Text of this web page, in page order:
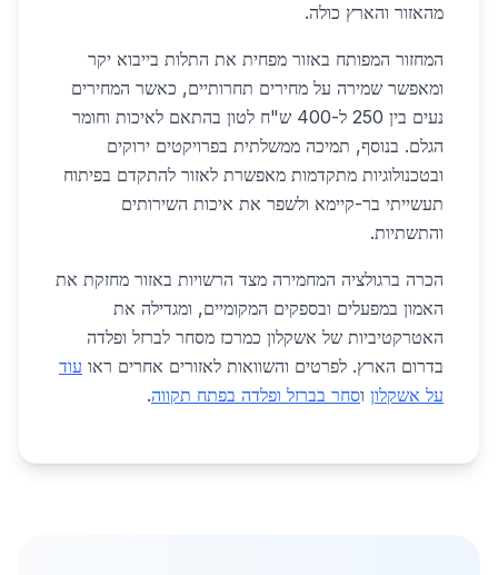
מהאזור והארץ כולה.
המחזור המפותח באזור מפחית את התלות בייבוא יקר
ומאפשר שמירה על מחירים תחרותיים, כאשר המחירים
נעים בין 250 ל-400 ש"ח לטון בהתאם לאיכות וחומר
הגלם. בנוסף, תמיכה ממשלתית בפרויקטים ירוקים
ובטכנולוגיות מתקדמות מאפשרת לאזור להתקדם בפיתוח
תעשייתי בר-קיימא ולשפר את איכות השירותים
והתשתיות.
הכרה ברגולציה המחמירה מצד הרשויות באזור מחזקת את
האמון במפעלים ובספקים המקומיים, ומגדילה את
האטרקטיביות של אשקלון כמרכז מסחר לברזל ופלדה
בדרום הארץ. לפרטים והשוואות לאזורים אחרים ראו עוד
על אשקלון וסחר בברזל ופלדה בפתח תקווה.